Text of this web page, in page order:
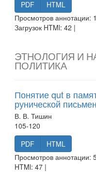
PDF
HTML
Просмотров аннотации:
Загрузок HTMl: 42 |
ЭТНОЛОГИЯ И
ПОЛИТИКА
Понятие qut в
рунической
В. В. Тишин
105-120
PDF
HTML
Просмотров аннотации:
HTMl: 47 |